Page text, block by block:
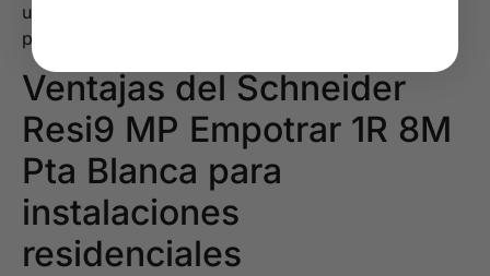
una solución práctica y eficiente para el montaje y
protección del cuadro eléctrico.
Ventajas del Schneider
Resi9 MP Empotrar 1R 8M
Pta Blanca para
instalaciones
residenciales